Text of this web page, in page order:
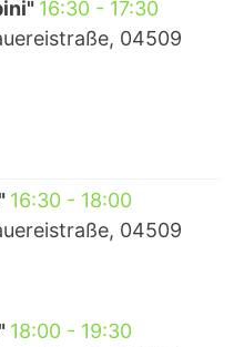
16:30- 17:30
04509
16:30- 18:00
04509
18:00- 19:30